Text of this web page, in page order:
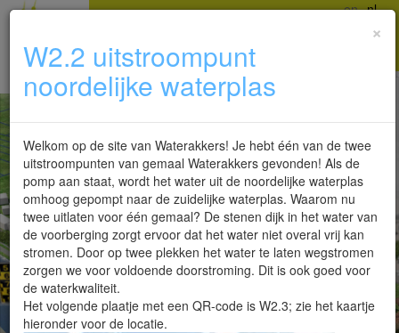
en nl
Meetpunten
×
W2.2 uitstroompunt
noordelijke waterplas
Welkom op de site van Waterakkers! Je hebt één van de twee
uitstroompunten van gemaal Waterakkers gevonden! Als de
pomp aan staat, wordt het water uit de noordelijke waterplas
omhoog gepompt naar de zuidelijke waterplas. Waarom nu
twee uitlaten voor één gemaal? De stenen dijk in het water van
de voorberging zorgt ervoor dat het water niet overal vrij kan
stromen. Door op twee plekken het water te laten wegstromen
zorgen we voor voldoende doorstroming. Dit is ook goed voor
de waterkwaliteit.
Het volgende plaatje met een QR-code is W2.3; zie het kaartje
hieronder voor de locatie.